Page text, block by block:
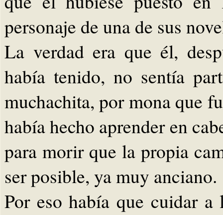
personaje de una de sus
La verdad era que él,
había tenido, no sentía
muchachita, por mona que
había hecho aprender en
para morir que la propia
ser posible, ya muy anciano.
Por eso había que cuidar